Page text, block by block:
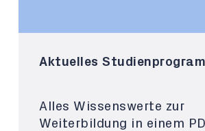
Aktuelles
Alles Wissenswerte zur
Weiterbildung in einem